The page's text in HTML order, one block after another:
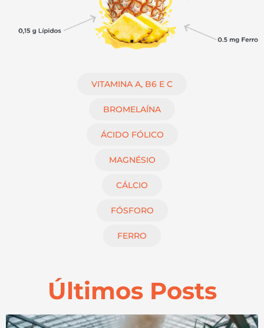
VITAMINA A, B6 E C
BROMELAÍNA
ÁCIDO FÓLICO
MAGNÉSIO
CÁLCIO
FÓSFORO
FERRO
Últimos Posts